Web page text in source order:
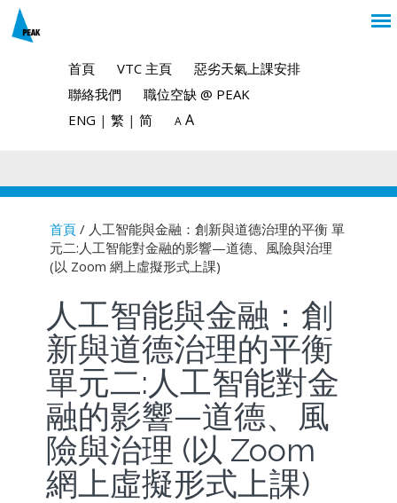
首頁 VTC 主頁
惡劣天氣上課安排
聯絡我們
職位空缺 @ PEAK
ENG | 繁 | 简 A A
You are here
首頁/ 人工智能與金融：創新與道德治理的平衡 單
元二:人工智能對金融的影響—道德、風險與治理
(以 Zoom 網上虛擬形式上課)
人工智能與金融：創
新與道德治理的平衡
單元二:人工智能對金
融的影響—道德、風
險與治理 (以 Zoom
網上虛擬形式上課)